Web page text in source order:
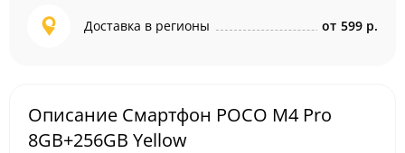
Доставка в регионы от 599 р.
Описание Смартфон POCO M4 Pro
8GB+256GB Yellow